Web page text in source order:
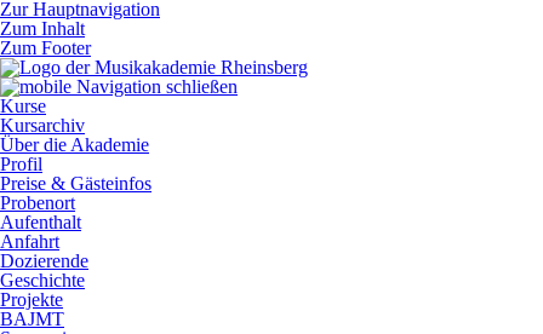
Zur Hauptnavigation
Zum Inhalt
Zum Footer
Kurse
Kursarchiv
Über die Akademie
Profil
Preise & Gästeinfos
Probenort
Aufenthalt
Anfahrt
Dozierende
Geschichte
Projekte
BAJMT